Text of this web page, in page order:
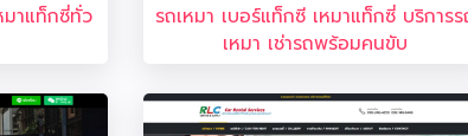
มาแท็กซี่ทั่ว
รถเหมา เบอร์แท็กซี เหมาแท็กซี่ บริการ
เหมา เช่ารถพร้อมคนขับ